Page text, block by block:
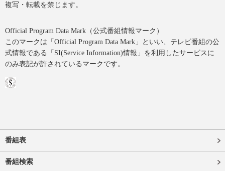
複写・転載を禁じます。
Official Program Data Mark（公式番組情報マーク）
このマークは「Official Program Data Mark」といい、テレビ番組の公
式情報である「SI(Service Information)情報」を利用したサービスに
のみ表記が許されているマークです。
番組表
番組検索